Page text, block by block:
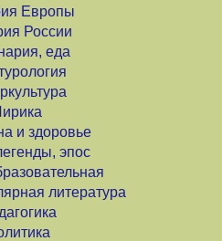
Европы
России
еда
и здоровье
эпос
литература